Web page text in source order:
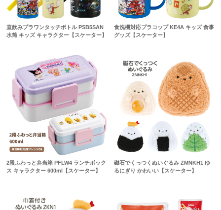
直飲みプラワンタッチボトル PSB5SAN
水筒 キッズ キャラクター【スケーター】
食洗機対応プラコップ KE4A キッズ 食事
グッズ【スケーター】
2段ふわっと弁当箱 PFLW4 ランチボック
ス キャラクター 600ml【スケーター】
磁石でくっつくぬいぐるみ ZMNKH1 ゆ
るにぎり かわいい【スケーター】